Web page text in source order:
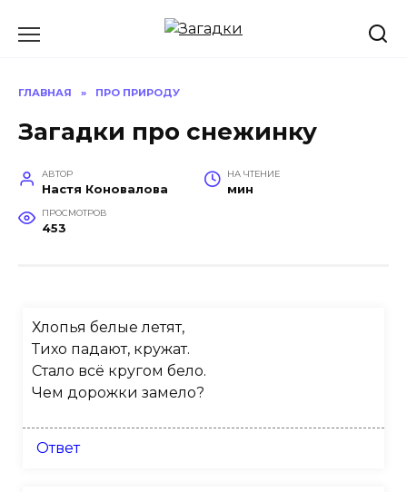
ГЛАВНАЯ » ПРО ПРИРОДУ
Загадки про снежинку
АВТОР
Настя Коновалова
НА ЧТЕНИЕ
мин
ПРОСМОТРОВ
453
Хлопья белые летят,
Тихо падают, кружат.
Стало всё кругом бело.
Чем дорожки замело?
Ответ